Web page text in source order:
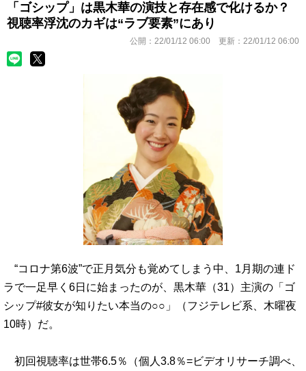
「ゴシップ」は黒木華の演技と存在感で化けるか？
視聴率浮沈のカギは“ラブ要素”にあり
公開： 22/01/12 06:00 更新： 22/01/12 06:00
“コロナ第6波”で正月気分も覚めてしまう中、1月期の連ド
ラで一足早く6日に始まったのが、黒木華（31）主演の「ゴ
シップ#彼女が知りたい本当の○○」（フジテレビ系、木曜夜
10時）だ。
初回視聴率は世帯6.5％（個人3.8％=ビデオリサーチ調べ、